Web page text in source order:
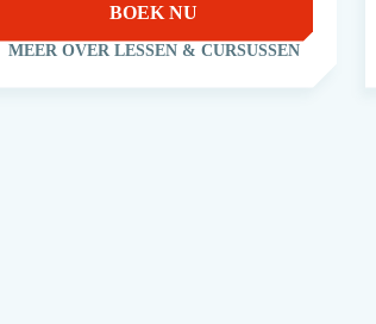
BOEK NU
MEER OVER LESSEN & CURSUSSEN